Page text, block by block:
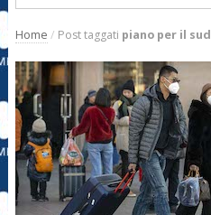
Home / Post taggati piano per il sud